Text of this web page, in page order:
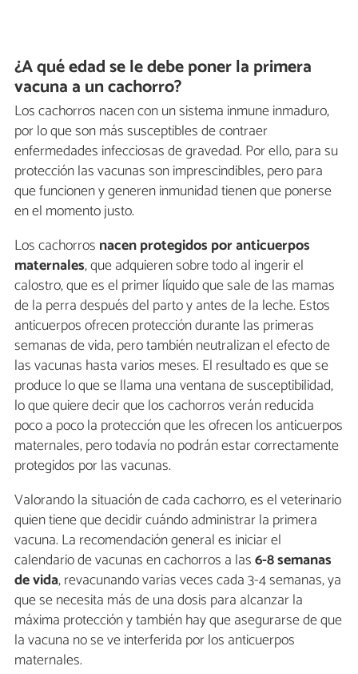
¿A qué edad se le debe poner la primera
vacuna a un cachorro?
Los cachorros nacen con un sistema inmune inmaduro,
por lo que son más susceptibles de contraer
enfermedades infecciosas de gravedad. Por ello, para su
protección las vacunas son imprescindibles, pero para
que funcionen y generen inmunidad tienen que ponerse
en el momento justo.
Los cachorros nacen protegidos por anticuerpos
maternales, que adquieren sobre todo al ingerirel
calostro, que es el primer líquido que sale de las mamas
de la perra después del parto y antes de la leche. Estos
anticuerpos ofrecen protección durante las primeras
semanas de vida, pero también neutralizan el efecto de
las vacunas hasta varios meses. El resultado es que se
produce lo que se llama una ventana de susceptibilidad,
lo que quiere decir que los cachorros verán reducida
poco a poco la protección que les ofrecen los anticuerpos
maternales, pero todavía no podrán estar correctamente
protegidos por las vacunas.
Valorando la situación de cada cachorro, es el veterinario
quien tiene que decidir cuándo administrar la primera
vacuna. La recomendación general es iniciar el
calendario de vacunas en cachorros a las6-8 semanas
de vida, revacunando varias veces cada 3-4 semanas, ya
que se necesita más de una dosis para alcanzar la
máxima protección y también hay que asegurarse de que
la vacuna no se ve interferida por los anticuerpos
maternales.